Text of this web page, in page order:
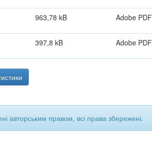
963,78 kB Adobe PDF
397,8 kB Adobe PDF
авторським правом, всі права збережені.